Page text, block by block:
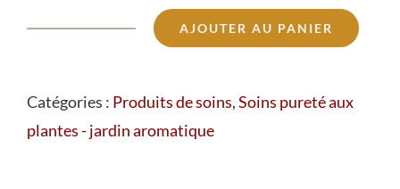
Fluide
hydratant
AJOUTER AU PANIER
Catégories : Produits de soins,Soins pureté aux
plantes - jardin aromatique